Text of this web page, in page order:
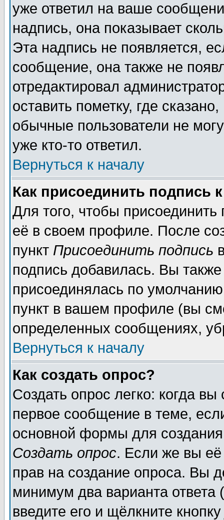
уже ответил на ваше
надпись, она показывает
Эта надпись не появляется,
сообщение, она также не
отредактировал
оставить пометку, где
обычные пользователи не
уже кто-то ответил.
Вернуться к началу
Как присоединить подпись
Для того, чтобы
её в своем профиле. После
пункт Присоединить подпись
подпись добавилась. Вы
присоединялась по
пункт в вашем профиле (вы
определенных сообщениях,
Вернуться к началу
Как создать опрос?
Создать опрос легко: когда
первое сообщение в теме,
основной формы для
Создать опрос. Если же вы её
прав на создание опроса. Вы
минимум два варианта ответа
введите его и щёлкните